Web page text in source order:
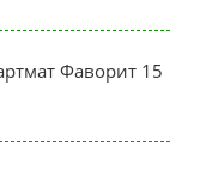
Фаворит 15